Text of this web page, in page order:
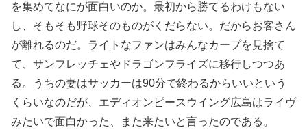
を集めてなにが面白いのか。最初から勝てるわけもない
し、そもそも野球そのものがくだらない。だからお客さん
が離れるのだ。ライトなファンはみんなカープを見捨て
て、サンフレッチェやドラゴンフライズに移行しつつあ
る。うちの妻はサッカーは90分で終わるからいいという
くらいなのだが、エディオンピースウイング広島はライヴ
みたいで面白かった、また来たいと言ったのである。